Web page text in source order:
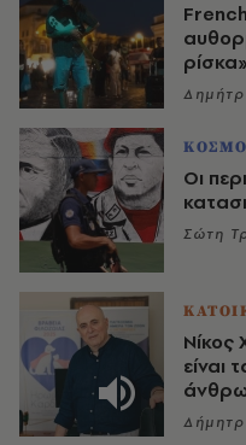
ρίσκα»
Οι
Σώτη
Νίκος
είναι